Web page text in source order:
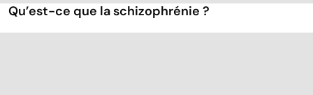
Qu’est-ce que la schizophrénie ?